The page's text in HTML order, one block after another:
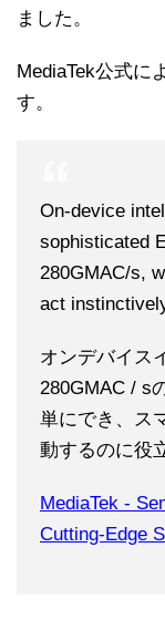
ました。
MediaTek公式に
す。
On-device
sophisticated
280GMAC/s,
act
オンデバイス
280GMAC / s
単にでき、ス
動するのに役
MediaTek -
Cutting-Edge